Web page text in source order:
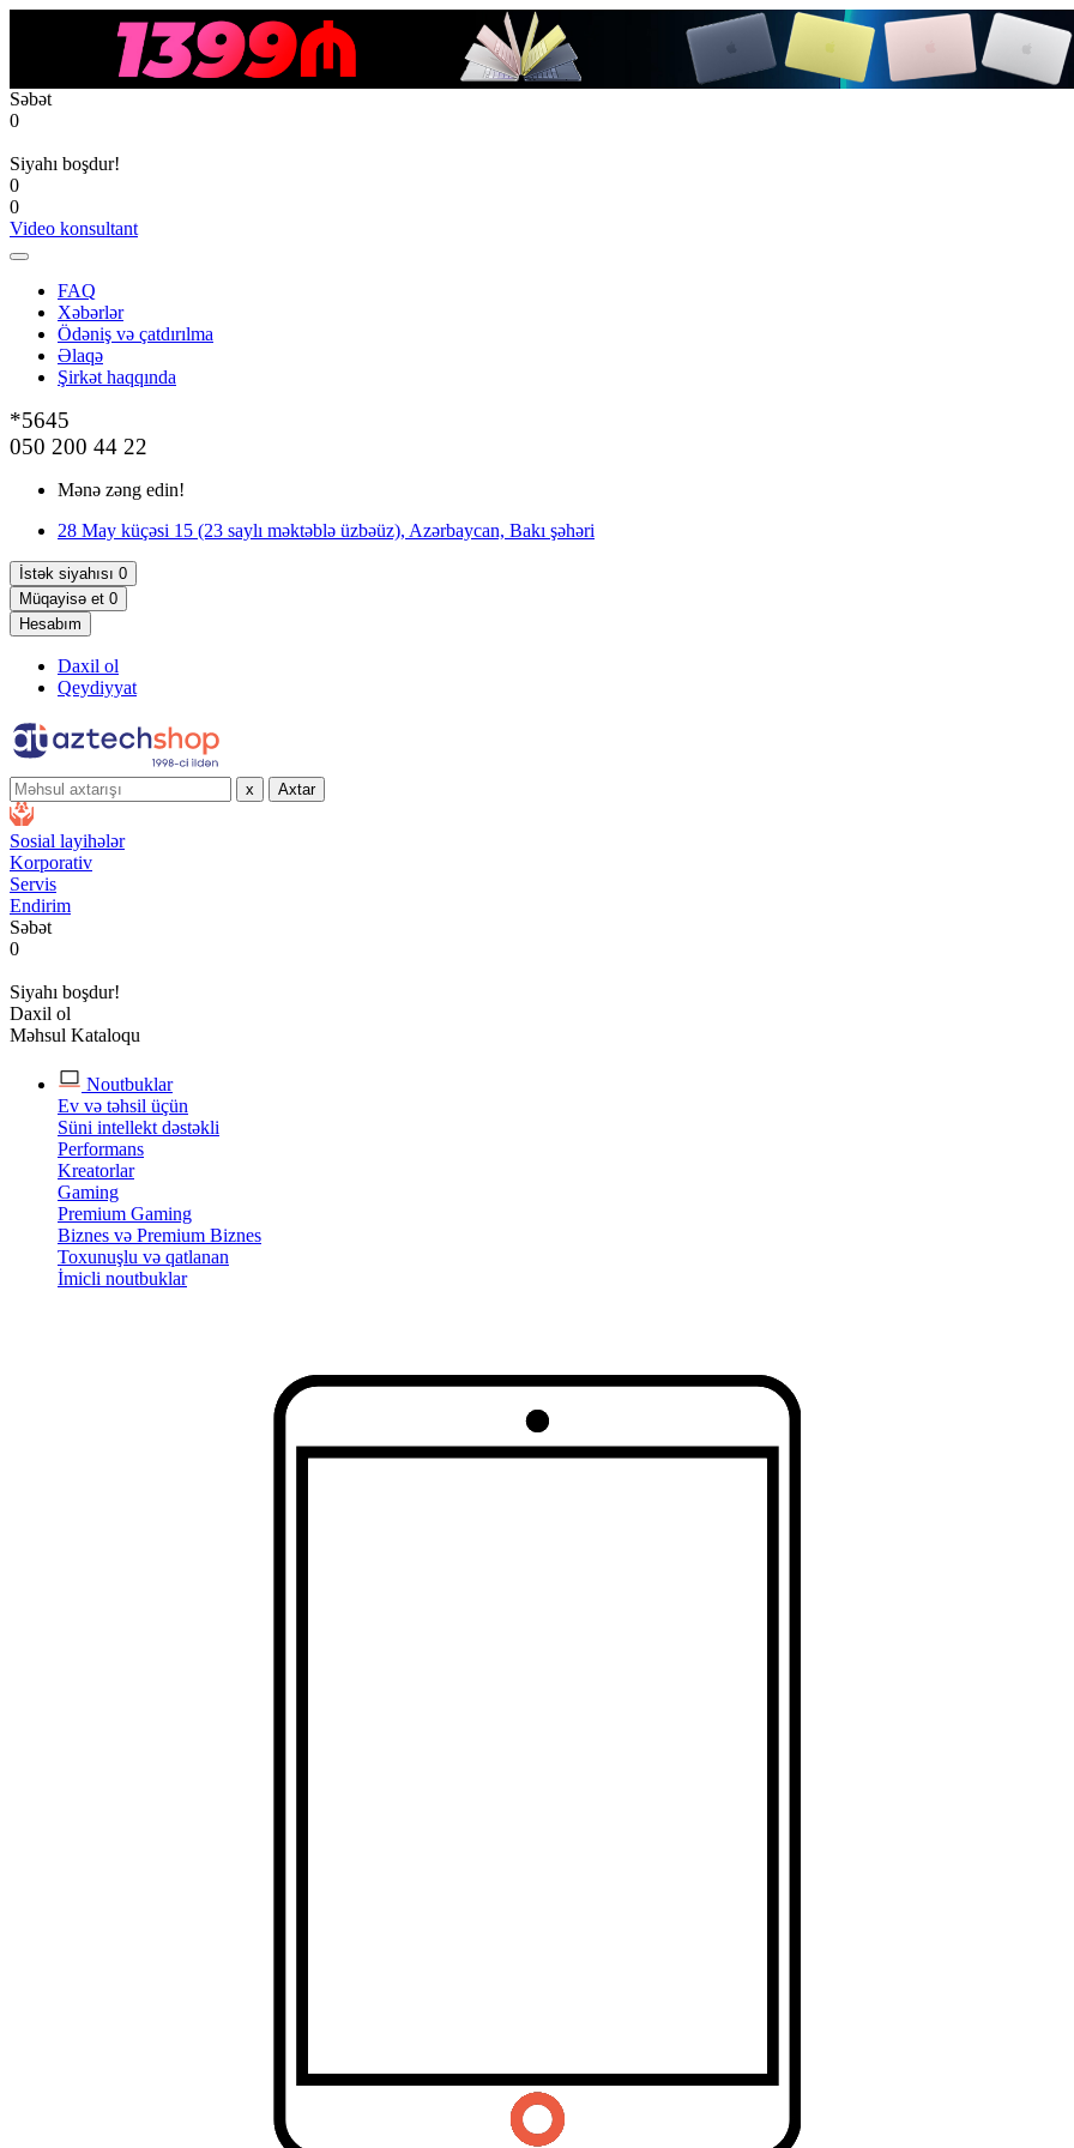
Səbət
0
Siyahı boşdur!
0
0
Video konsultant
FAQ
Xəbərlər
Ödəniş və çatdırılma
Əlaqə
Şirkət haqqında
*5645
050 200 44 22
Mənə zəng edin!
28 May küçəsi 15 (23 saylı məktəblə üzbəüz), Azərbaycan, Bakı şəhəri
İstək siyahısı 0
Müqayisə et 0
Hesabım
Daxil ol
Qeydiyyat
x Axtar
Sosial layihələr
Korporativ
Servis
Endirim
Səbət
0
Siyahı boşdur!
Daxil ol
Məhsul Kataloqu
Noutbuklar
Ev və təhsil üçün
Süni intellekt dəstəkli
Performans
Kreatorlar
Gaming
Premium Gaming
Biznes və Premium Biznes
Toxunuşlu və qatlanan
İmicli noutbuklar